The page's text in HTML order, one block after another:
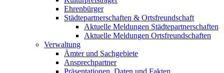
Ehrenbürger
Städtepartnerschaften & Ortsfreundschaft
Aktuelle Meldungen Städtepartnerschaften
Aktuelle Meldungen Ortsfreundschaften
Verwaltung
Ämter und Sachgebiete
Ansprechpartner
Präsentationen, Daten und Fakten